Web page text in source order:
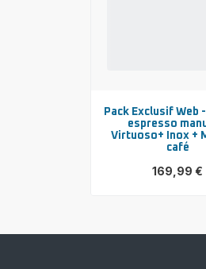
Pack Exclusif Web
espresso
Virtuoso+ Inox +
café
169,99 €
Exclusif